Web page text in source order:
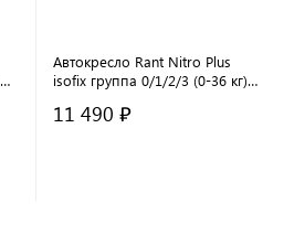
Автокресло Rant Nitro Plus
isofix группа 0/1/2/3 (0-36 кг)
11 490 ₽